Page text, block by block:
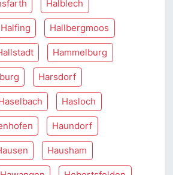
Halblech
Halfing Hallbergmoos
Hammelburg
Harsdorf
Hasloch
Haundorf
Hausham